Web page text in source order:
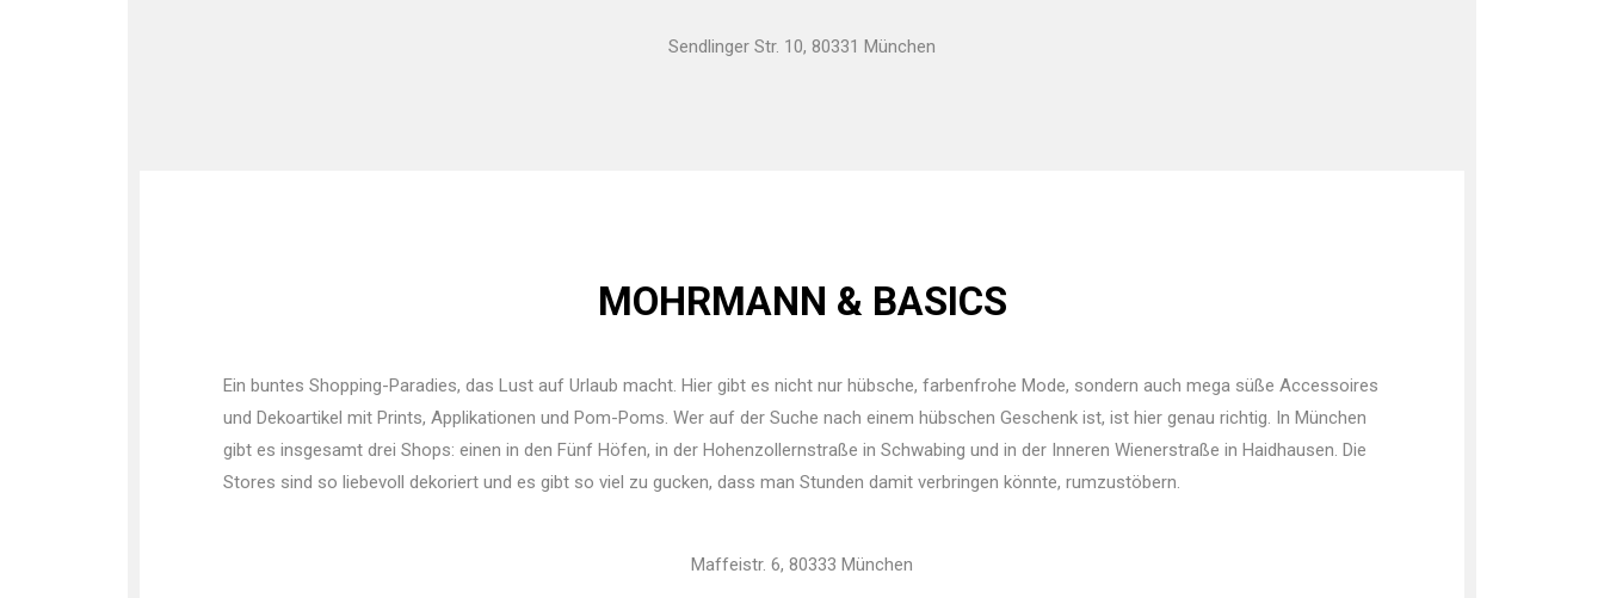
Sendlinger Str. 10, 80331 München
MOHRMANN & BASICS
Ein buntes Shopping-Paradies, das Lust auf Urlaub macht. Hier gibt es nicht nur hübsche, farbenfrohe Mode, sondern auch mega süße Accessoires
und Dekoartikel mit Prints, Applikationen und Pom-Poms. Wer auf der Suche nach einem hübschen Geschenk ist, ist hier genau richtig. In München
gibt es insgesamt drei Shops: einen in den Fünf Höfen, in der Hohenzollernstraße in Schwabing und in der Inneren Wienerstraße in Haidhausen. Die
Stores sind so liebevoll dekoriert und es gibt so viel zu gucken, dass man Stunden damit verbringen könnte, rumzustöbern.
Maffeistr. 6, 80333 München